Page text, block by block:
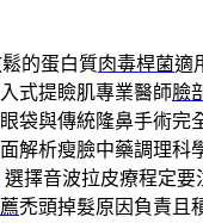
的蛋白質肉毒桿菌適
式提瞼肌專業醫師臉
袋與傳統隆鼻手術完
解析瘦臉中藥調理科
選擇音波拉皮療程定
禿頭掉髮原因負責且